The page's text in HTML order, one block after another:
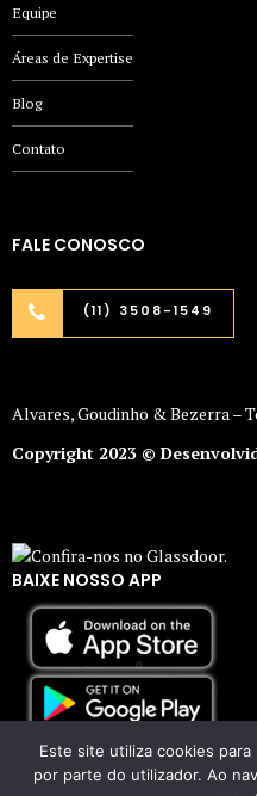
Equipe
Áreas de Expertise
Blog
Contato
FALE CONOSCO
(11) 3508-1549
Alvares, Goudinho & Bezerra –
Copyright 2023 ©
BAIXE NOSSO APP
Este site utiliza cookies
por parte do utilizador. Ao